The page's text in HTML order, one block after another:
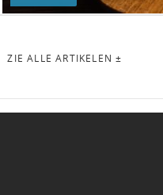
ZIE ALLE ARTIKELEN ±